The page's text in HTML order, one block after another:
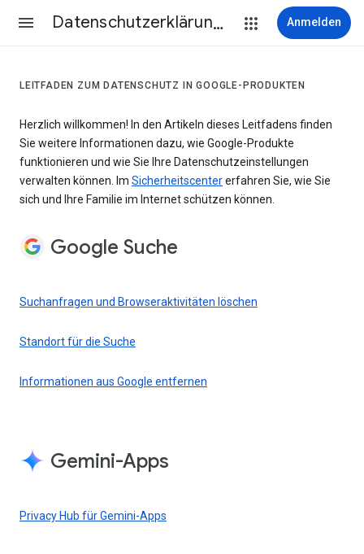
Datenschutzerklärung & Nutzungsbedingungen Anmelden
LEITFADEN ZUM DATENSCHUTZ IN GOOGLE-PRODUKTEN
Herzlich willkommen! In den Artikeln dieses Leitfadens finden
Sie weitere Informationen dazu, wie Google-Produkte
funktionieren und wie Sie Ihre Datenschutzeinstellungen
verwalten können. Im Sicherheitscentererfahren Sie, wie Sie
sich und Ihre Familie im Internet schützen können.
Google Suche
Suchanfragen und Browseraktivitäten löschen
Standort für die Suche
Informationen aus Google entfernen
Gemini-Apps
Privacy Hub für Gemini-Apps